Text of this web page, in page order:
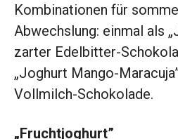
Kombinationen für
Abwechslung: einmal als
zarter Edelbitter-
„Joghurt Mango-
Vollmilch-Schokolade.
„Fruchtjoghurt”